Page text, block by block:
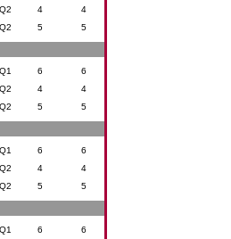
Q2 4 4
Q2 5 5
Q1 6 6
Q2 4 4
Q2 5 5
Q1 6 6
Q2 4 4
Q2 5 5
Q1 6 6